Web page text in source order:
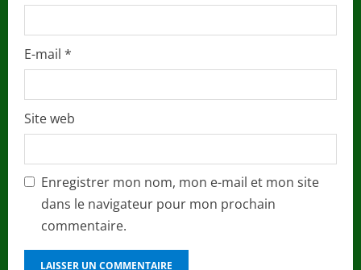
E-mail *
Site web
Enregistrer mon nom, mon e-mail et mon site
dans le navigateur pour mon prochain
commentaire.